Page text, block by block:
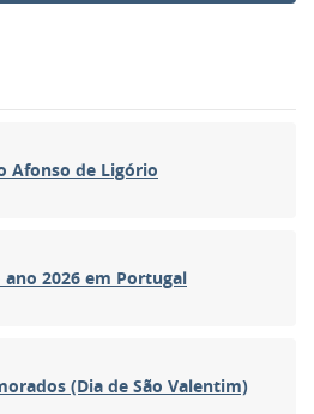
Afonso de Ligório
ano 2026 em Portugal
(Dia de São Valentim)